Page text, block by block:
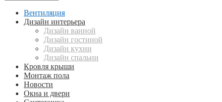
Вентиляция
Дизайн интерьера
Дизайн ванной
Дизайн гостиной
Дизайн кухни
Дизайн спальни
Кровля крыши
Монтаж пола
Новости
Окна и двери